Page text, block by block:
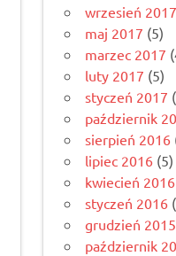
wrzesień 2017
maj 2017 (5)
marzec 2017
luty 2017 (5)
styczeń 2017
październik
sierpień 2016
lipiec 2016 (5)
kwiecień 2016
styczeń 2016
grudzień 2015
październik